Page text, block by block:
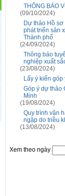
THÔNG BÁO
(09/10/2024)
Dự thảo Hồ
phát triển sản
Thành phố
(24/09/2024)
Thông báo
nghiệp xuất
(23/08/2024)
Lấy ý kiến
Góp ý dự thảo
Minh
(19/08/2024)
Quy trình vận
ngập do triều
(13/08/2024)
Xem theo ngày